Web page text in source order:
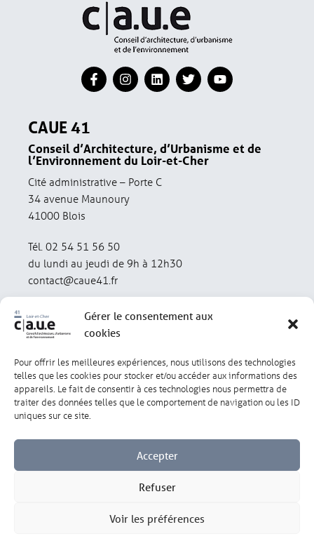
Gérer le consentement aux
cookies
Pour offrir les meilleures expériences, nous utilisons des technologies
telles que les cookies pour stocker et/ou accéder aux informations des
appareils. Le fait de consentir à ces technologies nous permettra de
traiter des données telles que le comportement de navigation ou les ID
uniques sur ce site.
Accepter
Refuser
Voir les préférences
CAUE 41
Conseil d’Architecture, d’Urbanisme et de
l’Environnement du Loir-et-Cher
Cité administrative – Porte C
34 avenue Maunoury
41000 Blois
Tél. 02 54 51 56 50
du lundi au jeudi de 9h à 12h30
contact@caue41.fr
Mentions légales Politique de confidentialité
Lexique Réalisation : olivgraphic.com